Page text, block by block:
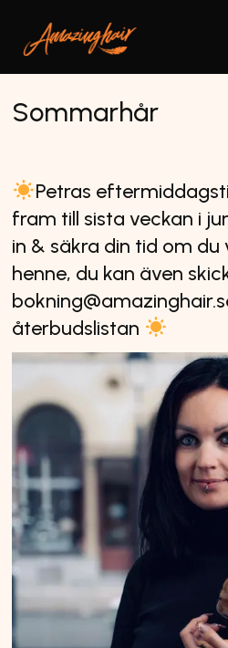
Sommarhår
Petras
fram till sista veckan i
in & säkra din tid om du
henne, du kan även
återbudslistan